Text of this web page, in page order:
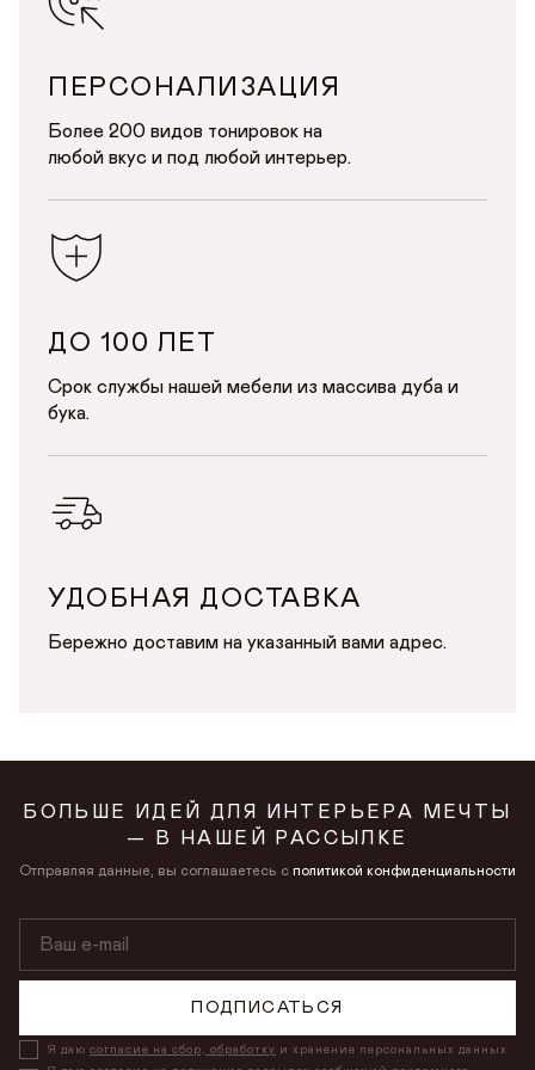
ПЕРСОНАЛИЗАЦИЯ
Более 200 видов тонировок на
любой вкус и под любой интерьер.
ДО 100 ЛЕТ
Срок службы нашей мебели из массива дуба и
бука.
УДОБНАЯ ДОСТАВКА
Бережно доставим на указанный вами адрес.
БОЛЬШЕ ИДЕЙ ДЛЯ ИНТЕРЬЕРА МЕЧТЫ
— В НАШЕЙ РАССЫЛКЕ
Отправляя данные, вы соглашаетесь с политикой конфиденциальности
ПОДПИСАТЬСЯ
Я даю согласие на сбор, обработку и хранение персональных данных
ОТПРАВИТЬ
Продолжая, вы даёте согласие на сбор, обработку
персональных данных
в личном кабинете
СОХРАНИТЬ
Продолжая, вы даёте согласие на сбор, обработку